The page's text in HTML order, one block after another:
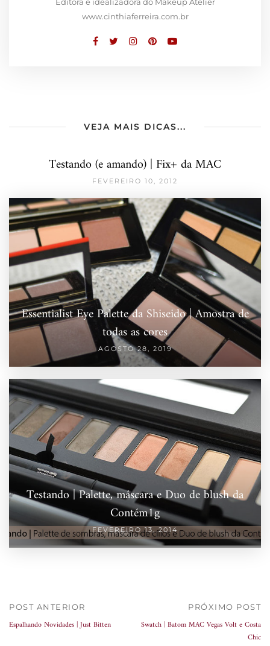
www.cinthiaferreira.com.br
VEJA MAIS DICAS...
Testando (e amando) | Fix+ da MAC
FEVEREIRO 10, 2012
Essentialist Eye Palette da Shiseido | Amostra de
todas as cores
AGOSTO 28, 2019
Testando | Palette, máscara e Duo de blush da
Contém1g
FEVEREIRO 13, 2014
POST ANTERIOR
Espalhando Novidades | Just Bitten
PRÓXIMO POST
Swatch | Batom MAC Vegas Volt e Costa
Chic